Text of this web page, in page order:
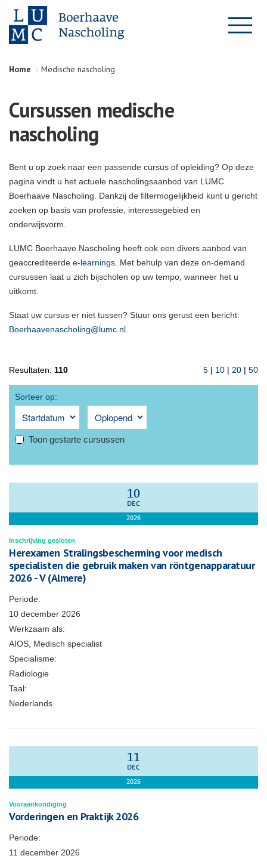
Home Medische nascholing
Cursussen medische
nascholing
Bent u op zoek naar een passende cursus of opleiding? Op deze
pagina vindt u het actuele nascholingsaanbod van LUMC
Boerhaave Nascholing. Dankzij de filtermogelijkheid kunt u gericht
zoeken op basis van professie, interessegebied en
onderwijsvorm.
LUMC Boerhaave Nascholing heeft ook een divers aanbod van
geaccrediteerde e-learnings . Met behulp van deze on-demand
cursussen laat u zich bijscholen op uw tempo, wanneer het u
uitkomt.
Staat uw cursus er niet tussen? Stuur ons gerust een bericht:
Boerhaavenascholing@lumc.nl
Resultaten: 110 5 | 10 | 20 | 50
Sorteer op:
Toon gestarte cursussen
10
DEC
2026
Inschrijving gesloten
Herexamen Stralingsbescherming voor medisch
specialisten die gebruik maken van röntgenapparatuur
2026 - V (Almere)
Periode:
10 december 2026
Werkzaam als:
AIOS, Medisch specialist
Specialisme:
Radiologie
Taal:
Nederlands
11
DEC
2026
Vooraankondiging
Vorderingen en Praktijk 2026
Periode:
11 december 2026